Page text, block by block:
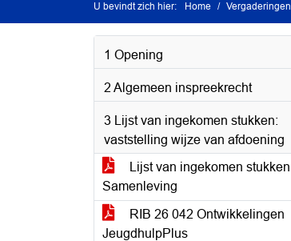
U bevindt zich hier: Home Vergaderingen
1 Opening
2 Algemeen inspreekrecht
3 Lijst van ingekomen stukken:
vaststelling wijze van afdoening
Lijst van ingekomen stukken
Samenleving
RIB 26 042 Ontwikkelingen
JeugdhulpPlus